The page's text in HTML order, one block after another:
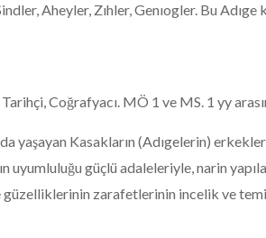
Aheyler, Zıhler, Genıogler. Bu
Coğrafyacı. MÖ 1 ve MS. 1 yy
yaşayan Kasakların (Adıgelerin)
uyumluluğu güçlü adaleleriyle, narin
güzelliklerinin zarafetlerinin incelik ve